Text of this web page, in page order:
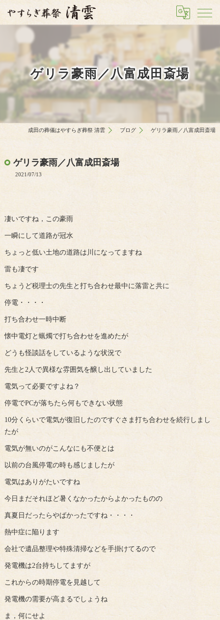
ゲリラ豪雨／八富成田斎場
成田の葬儀はやすらぎ葬祭 清雲 ブログ ゲリラ豪雨／八富成田斎場
ゲリラ豪雨／八富成田斎場
2021/07/13
凄いですね，この豪雨
一瞬にして道路が冠水
ちょっと低い土地の道路は川になってますね
雷も凄です
ちょうど税理士の先生と打ち合わせ最中に落雷と共に
停電・・・・
打ち合わせ一時中断
懐中電灯と蝋燭で打ち合わせを進めたが
どうも怪談話をしているような状況で
先生と2人で異様な雰囲気を醸し出していました
電気って必要ですよね？
停電でPCが落ちたら何もできない状態
10分くらいで電気が復旧したのですぐさま打ち合わせを続行しまし
たが
電気が無いのがこんなにも不便とは
以前の台風停電の時も感じましたが
電気はありがたいですね
今日まだそれほど暑くなかったからよかったものの
真夏日だったらやばかったですね・・・・
熱中症に陥ります
会社で遺品整理や特殊清掃などを手掛けてるので
発電機は2台持ちしてますが
これからの時期停電を見越して
発電機の需要が高まるでしょうね
ま，何にせよ